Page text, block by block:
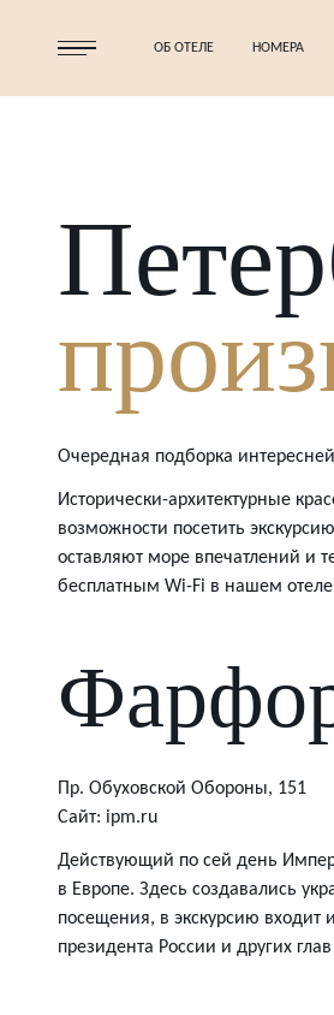
ОБ ОТЕЛЕ НОМЕРА
Очередная подборка
Исторически-архитектурные
возможности посетить
оставляют море впечатлений и
бесплатным Wi-Fi в нашем
Пр. Обуховской Обороны, 151
Сайт: ipm.ru
Действующий по сей день
в Европе. Здесь создавались
посещения, в экскурсию входит
президента России и других